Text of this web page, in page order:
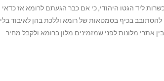
ליד הגטו היהודי, כי אם כבר הגעתם לרומא אז כדאי
להסתובב בכיף בסמטאות של רומא וללכת בהן לאיבוד בלי
אתרי מלונות לפני שמזמינים מלון ברומא ולקבל מחיר